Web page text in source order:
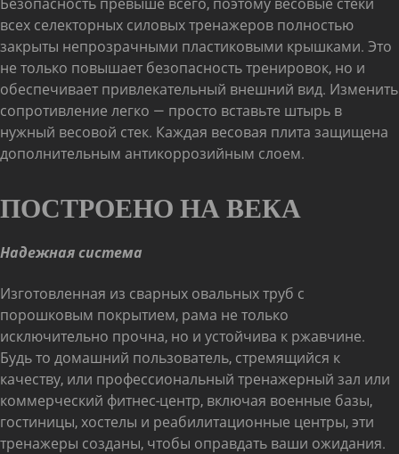
Безопасность превыше всего, поэтому весовые стеки
всех селекторных силовых тренажеров полностью
закрыты непрозрачными пластиковыми крышками. Это
не только повышает безопасность тренировок, но и
обеспечивает привлекательный внешний вид. Изменить
сопротивление легко — просто вставьте штырь в
нужный весовой стек. Каждая весовая плита защищена
дополнительным антикоррозийным слоем.
ПОСТРОЕНО НА ВЕКА
Надежная система
Изготовленная из сварных овальных труб с
порошковым покрытием, рама не только
исключительно прочна, но и устойчива к ржавчине.
Будь то домашний пользователь, стремящийся к
качеству, или профессиональный тренажерный зал или
коммерческий фитнес-центр, включая военные базы,
гостиницы, хостелы и реабилитационные центры, эти
тренажеры созданы, чтобы оправдать ваши ожидания.